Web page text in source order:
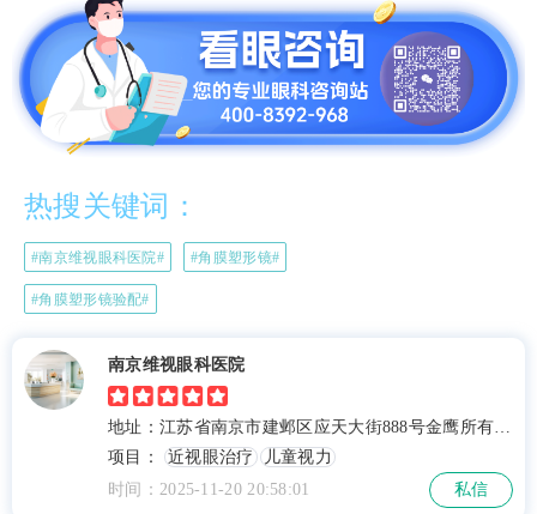
热搜关键词：
#南京维视眼科医院# #角膜塑形镜#
#角膜塑形镜验配#
南京维视眼科医院
地址：江苏省南京市建邺区应天大街888号金鹰所有地
区C座19楼
项目： 近视眼治疗 儿童视力
时间：2025-11-20 20:58:01
私信